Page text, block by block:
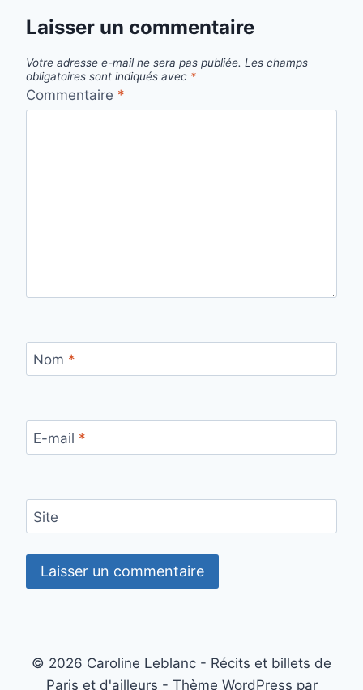
Laisser un commentaire
Votre adresse e-mail ne sera pas publiée. Les champs
obligatoires sont indiqués avec *
Commentaire *
Nom *
E-mail *
Site
© 2026 Caroline Leblanc - Récits et billets de
Paris et d'ailleurs - Thème WordPress par